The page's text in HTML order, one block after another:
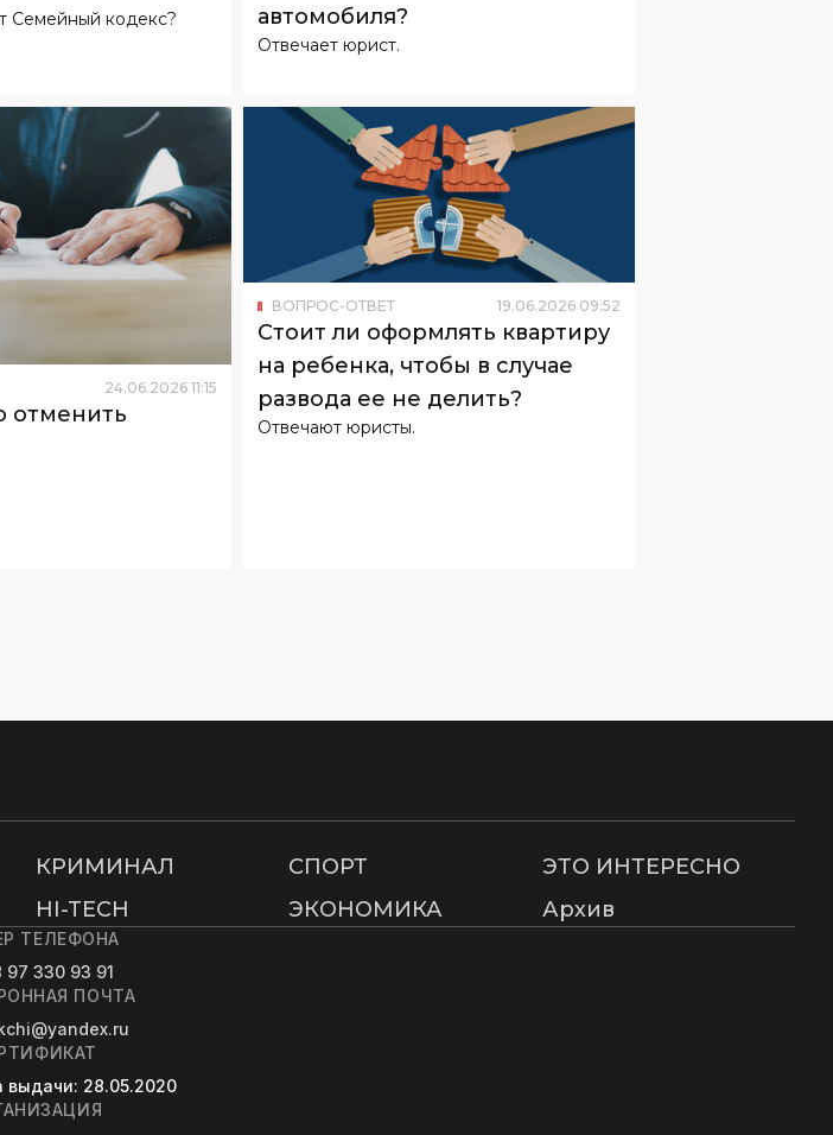
ВОПРОС-ОТВЕТ 19
Стоит ли оформлять квартиру
на ребенка, чтобы в случае
развода ее не делить?
Отвечают юристы.
КРИМИНАЛ СПОРТ
ЭТО ИНТЕРЕСНО
HI-TECH ЭКОНОМИКА Архив
ТЕЛЕФОНА
97 330 93 91
ПОЧТА
выдачи: 28.05.2020